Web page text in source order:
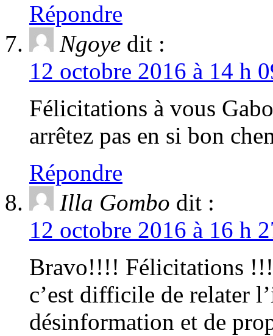
Répondre
Ngoye dit :
12 octobre 2016 à 14 h
Félicitations à vous
arrêtez pas en si bon
Répondre
Illa Gombo dit :
12 octobre 2016 à 16 h
Bravo!!!! Félicitations
c’est difficile de relater
désinformation et de